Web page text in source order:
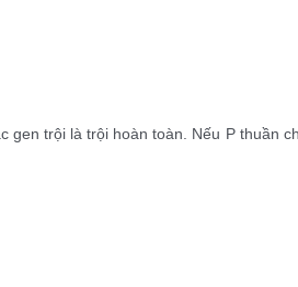
gen trội là trội hoàn toàn. Nếu P thuần